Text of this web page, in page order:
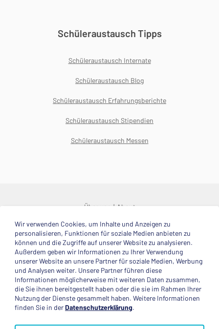
Schüleraustausch Tipps
Schüleraustausch Internate
Schüleraustausch Blog
Schüleraustausch Erfahrungsberichte
Schüleraustausch Stipendien
Schüleraustausch Messen
Über uns About
© 2025 Deutsche Stiftung Völkerverständigung
Impressum Datenschutzerklärung Kontakt
Mitglied im
Wir verwenden Cookies, um Inhalte und Anzeigen zu
personalisieren, Funktionen für soziale Medien anbieten zu
können und die Zugriffe auf unserer Website zu analysieren.
Außerdem geben wir Informationen zu Ihrer Verwendung
unserer Website an unsere Partner für soziale Medien, Werbung
und Analysen weiter. Unsere Partner führen diese
Informationen möglicherweise mit weiteren Daten zusammen,
die Sie ihnen bereitgestellt haben oder die sie im Rahmen Ihrer
Nutzung der Dienste gesammelt haben. Weitere Informationen
finden Sie in derDatenschutzerklärung.